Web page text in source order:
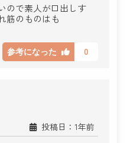
ので素人が口出しす
筋のものはも
参考になった 0
投稿日：1年前